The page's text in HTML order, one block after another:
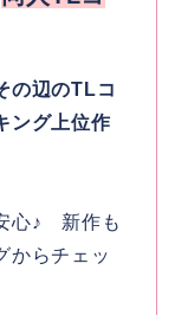
の辺のTLコ
ング上位作
心♪ 新作も
からチェッ